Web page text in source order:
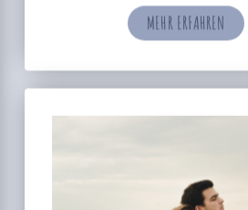
MEHR ERFAHREN